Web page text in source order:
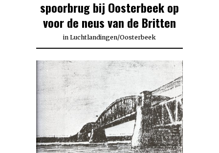
spoorbrug bij Oosterbeek op
voor de neus van de Britten
in Luchtlandingen/Oosterbeek